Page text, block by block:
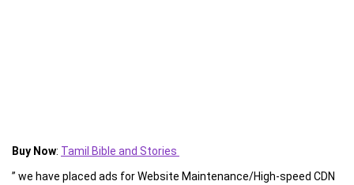
Buy Now: Tamil Bible and Stories
” we have placed ads for Website Maintenance/High-speed CDN